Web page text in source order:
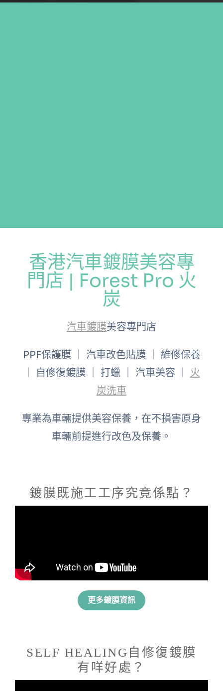
香港汽車鍍膜美容專
門店 | Forest Pro 火
炭
汽車鍍膜美容專門店
PPF保護膜 ｜ 汽車改色貼膜 ｜ 維修保養
｜ 自修復鍍膜 ｜ 打蠟 ｜ 汽車美容 ｜ 火
炭洗車
專業為車輛提供美容保養，在不損害原身
車輛前提進行改色及保養。
鍍膜既施工工序究竟係點？​
更多鍍膜資訊
SELF HEALING自修復鍍膜
有咩好處？